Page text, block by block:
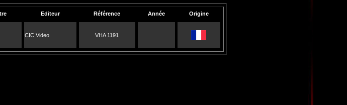
Editeur Référence Année Origine
CIC Video VHA 1191